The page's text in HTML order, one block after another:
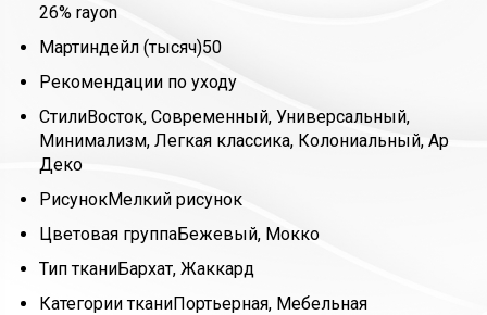
26% rayon
Мартиндейл (тысяч)50
Рекомендации по уходу
СтилиВосток, Современный, Универсальный,
Минимализм, Легкая классика, Колониальный, Ар
Деко
РисунокМелкий рисунок
Цветовая группаБежевый, Мокко
Тип тканиБархат, Жаккард
Категории тканиПортьерная, Мебельная